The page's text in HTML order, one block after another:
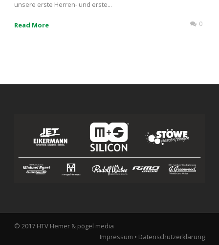
unsere erste Herren- und erste...
Read More 0
© 2017 HTV Hemer & pögel media
Impressum • Datenschutzerklärung